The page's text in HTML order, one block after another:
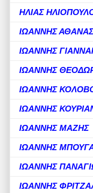
ΗΛΙΑΣ
ΙΩΑΝΝΗΣ
ΙΩΑΝΝΗΣ
ΙΩΑΝΝΗΣ
ΙΩΑΝΝΗΣ
ΙΩΑΝΝΗΣ
ΙΩΑΝΝΗΣ ΜΑΖΗΣ
ΙΩΑΝΝΗΣ
ΙΩΑΝΝΗΣ
ΙΩΑΝΝΗΣ